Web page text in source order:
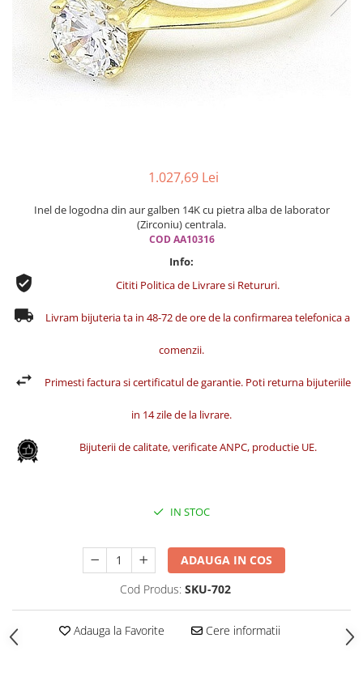
Cercei din aur dama
Cercei de aur lungi cu lant
Cercei din aur tortite
Cercei din aur alb
1.027,69 Lei
Inel de logodna din aur galben 14K cu pietra alba de laborator
(Zirconiu) centrala.
COD AA10316
Info:
Cititi Politica de Livrare si Retururi.
Livram bijuteria ta in 48-72 de ore de la confirmarea telefonica a
comenzii.
Primesti factura si certificatul de garantie. Poti returna bijuteriile
in 14 zile de la livrare.
Bijuterii de calitate, verificate ANPC, productie UE.
IN STOC
ADAUGA IN COS
Cod Produs: SKU-702
Adauga la Favorite Cere informatii